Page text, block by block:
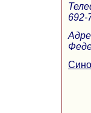
692-